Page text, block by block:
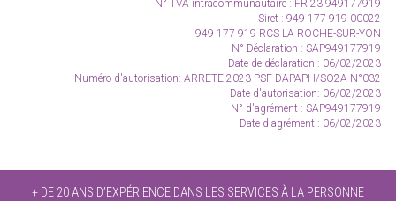
N° TVA intracommunautaire : FR 23 949177919
Siret : 949 177 919 00022
949 177 919 RCS LA ROCHE-SUR-YON
N° Déclaration : SAP949177919
Date de déclaration : 06/02/2023
Numéro d'autorisation: ARRETE 2023 PSF-DAPAPH/SO2A N°032
Date d'autorisation: 06/02/2023
N° d'agrément : SAP949177919
Date d'agrément : 06/02/2023
+ DE 20 ANS D’EXPÉRIENCE DANS LES SERVICES À LA PERSONNE